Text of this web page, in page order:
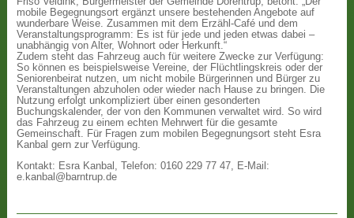
mobile Begegnungsort ergänzt unsere bestehenden Angebote auf
wunderbare Weise. Zusammen mit dem Erzähl-Café und dem
Veranstaltungsprogramm: Es ist für jede und jeden etwas dabei –
unabhängig von Alter, Wohnort oder Herkunft.“
Zudem steht das Fahrzeug auch für weitere Zwecke zur Verfügung:
So können es beispielsweise Vereine, der Flüchtlingskreis oder der
Seniorenbeirat nutzen, um nicht mobile Bürgerinnen und Bürger zu
Veranstaltungen abzuholen oder wieder nach Hause zu bringen. Die
Nutzung erfolgt unkompliziert über einen gesonderten
Buchungskalender, der von den Kommunen verwaltet wird. So wird
das Fahrzeug zu einem echten Mehrwert für die gesamte
Gemeinschaft. Für Fragen zum mobilen Begegnungsort steht Esra
Kanbal gern zur Verfügung.
Kontakt: Esra Kanbal, Telefon: 0160 229 77 47, E-Mail:
e.kanbal@barntrup.de